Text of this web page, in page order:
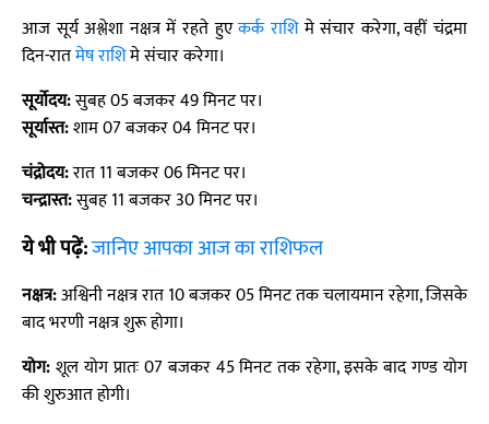
आज सूर्य अश्लेशा नक्षत्र में रहते हुएकर्क राशिमे संचार करेगा, वहीं चंद्रमा
दिन-रातमेष राशिमे संचार करेगा।
सूर्योदय:सुबह 05 बजकर 49 मिनट पर।
सूर्यास्त:शाम 07 बजकर 04 मिनट पर।
चंद्रोदय:रात 11 बजकर 06 मिनट पर।
चन्द्रास्त:सुबह 11 बजकर 30 मिनट पर।
ये भी पढ़ें:जानिए आपका आज का राशिफल
नक्षत्र:अश्विनी नक्षत्र रात 10 बजकर 05 मिनट तक चलायमान रहेगा, जिसके
बाद भरणी नक्षत्र शुरू होगा।
योग:शूल योग प्रातः 07 बजकर 45 मिनट तक रहेगा, इसके बाद गण्ड योग
की शुरुआत होगी।